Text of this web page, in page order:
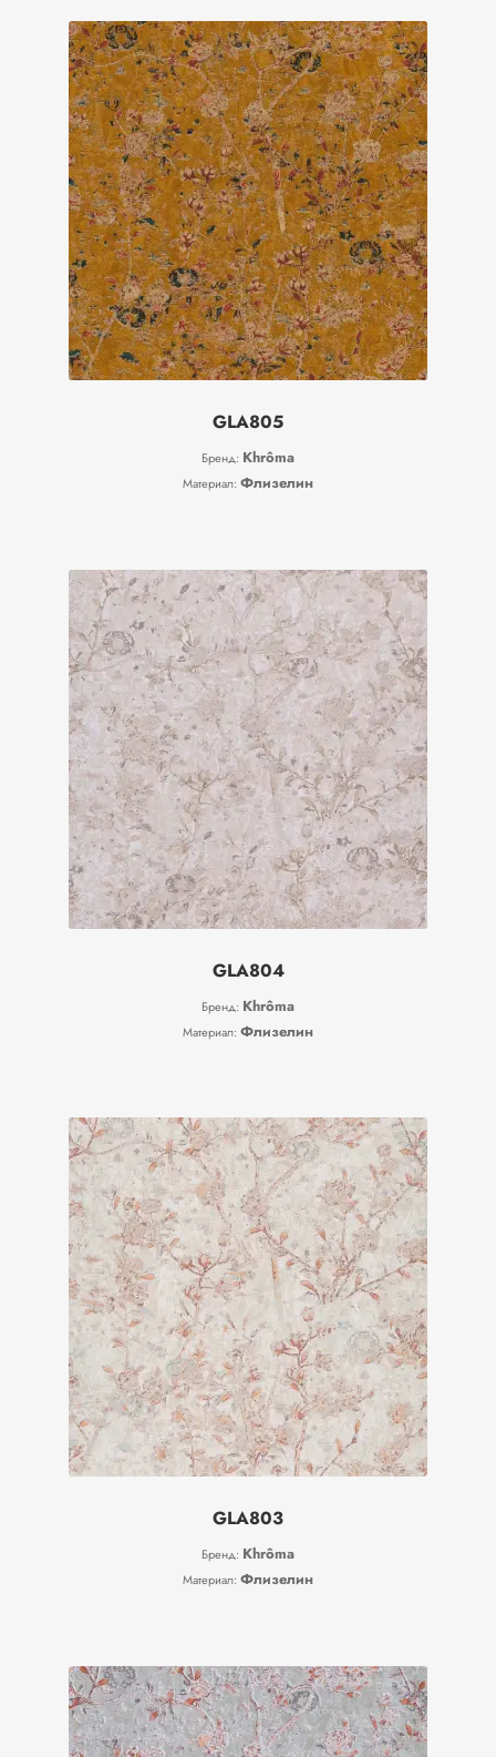
GLA805
Бренд: Khrôma
Материал: Флизелин
GLA804
Бренд: Khrôma
Материал: Флизелин
GLA803
Бренд: Khrôma
Материал: Флизелин